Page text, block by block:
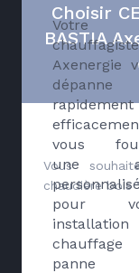
Votre
chauffagiste
Axenergie
dépanne
vous
une
pour
panne
Choisir
BASTIA
Vous
chaudière bois